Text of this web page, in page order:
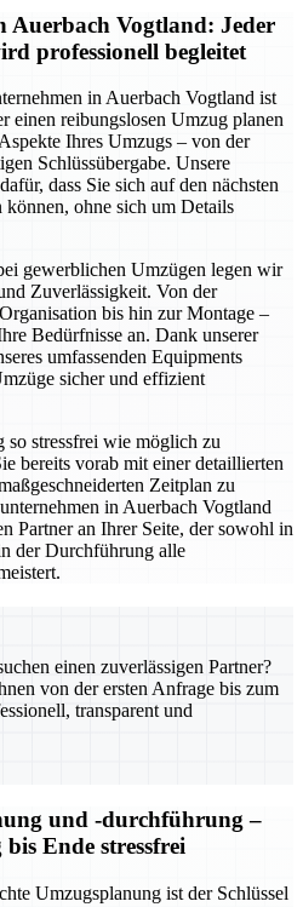
Auerbach Vogtland: Jeder
professionell begleitet
in Auerbach Vogtland ist
einen reibungslosen Umzug planen
Ihres Umzugs – von der
Schlüssübergabe. Unsere
dass Sie sich auf den nächsten
ohne sich um Details
gewerblichen Umzügen legen wir
Zuverlässigkeit. Von der
bis hin zur Montage –
Bedürfnisse an. Dank unserer
umfassenden Equipments
sicher und effizient
stressfrei wie möglich zu
bereits vorab mit einer detaillierten
Zeitplan zu
in Auerbach Vogtland
Partner an Ihrer Seite, der sowohl in
der Durchführung alle
einen zuverlässigen Partner?
von der ersten Anfrage bis zum
transparent und
und -durchführung –
Ende stressfrei
Umzugsplanung ist der Schlüssel